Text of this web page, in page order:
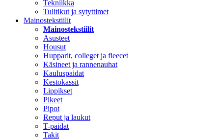
Tekniikka
Tulitikut ja sytyttimet
Mainostekstiilit
Mainostekstiilit
Asusteet
Housut
Hupparit, colleget ja fleecet
Käsineet ja rannenauhat
Kauluspaidat
Kestokassit
Lippikset
Pikeet
Pipot
Reput ja laukut
T-paidat
Takit